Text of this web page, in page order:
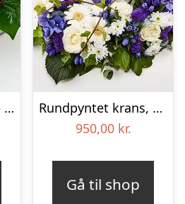
Holdbar gravpynt – Blomster til begravelse
Rundpyntet krans, blå og hvid – Blomster til begravelse
950,00 kr.
Gå til shop